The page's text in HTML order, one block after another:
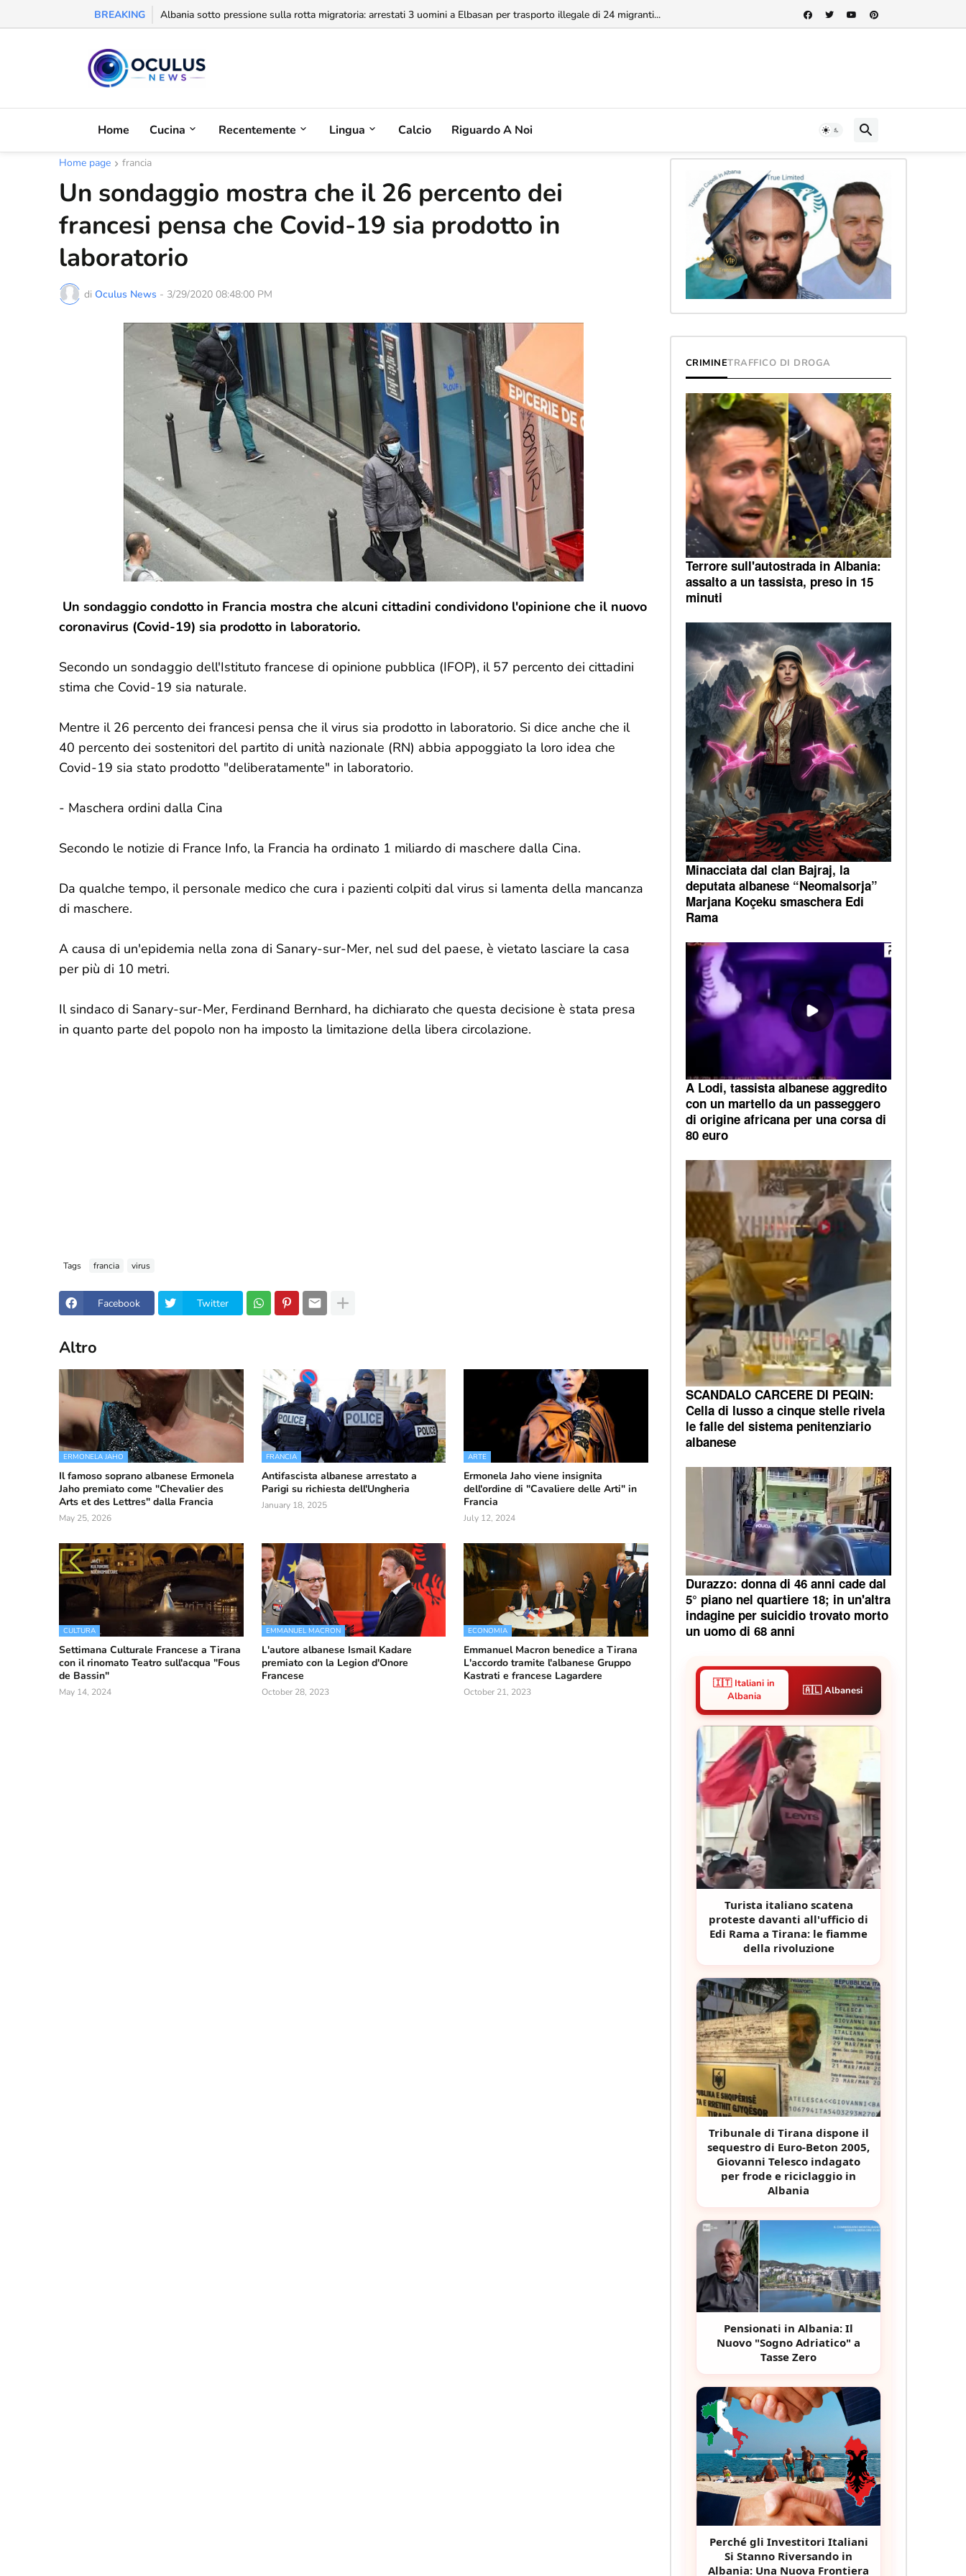
BREAKING Behgjet Pacolli: "Se sarà revocata la concessione dell'Aeroporto di Valona, MABCO ricorrerà all'arbitrato internazionale"...
Home Cucina Recentemente Lingua Calcio Riguardo A Noi
Home page francia
Un sondaggio mostra che il 26 percento dei
francesi pensa che Covid-19 sia prodotto in
laboratorio
di Oculus News - 3/29/2020 08:48:00 PM
Un sondaggio condotto in Francia mostra che alcuni cittadini condividono l'opinione che il nuovo
coronavirus (Covid-19) sia prodotto in laboratorio.
Secondo un sondaggio dell'Istituto francese di opinione pubblica (IFOP), il 57 percento dei cittadini
stima che Covid-19 sia naturale.
Mentre il 26 percento dei francesi pensa che il virus sia prodotto in laboratorio. Si dice anche che il
40 percento dei sostenitori del partito di unità nazionale (RN) abbia appoggiato la loro idea che
Covid-19 sia stato prodotto "deliberatamente" in laboratorio.
- Maschera ordini dalla Cina
Secondo le notizie di France Info, la Francia ha ordinato 1 miliardo di maschere dalla Cina.
Da qualche tempo, il personale medico che cura i pazienti colpiti dal virus si lamenta della mancanza
di maschere.
A causa di un'epidemia nella zona di Sanary-sur-Mer, nel sud del paese, è vietato lasciare la casa
per più di 10 metri.
Il sindaco di Sanary-sur-Mer, Ferdinand Bernhard, ha dichiarato che questa decisione è stata presa
in quanto parte del popolo non ha imposto la limitazione della libera circolazione.
Tags francia virus
Facebook Twitter
Altro
ERMONELA JAHO
Il famoso soprano albanese Ermonela
Jaho premiato come "Chevalier des
Arts et des Lettres" dalla Francia
May 25, 2026
FRANCIA
Antifascista albanese arrestato a
Parigi su richiesta dell'Ungheria
January 18, 2025
ARTE
Ermonela Jaho viene insignita
dell'ordine di "Cavaliere delle Arti" in
Francia
July 12, 2024
CULTURA
Settimana Culturale Francese a Tirana
con il rinomato Teatro sull'acqua "Fous
de Bassin"
May 14, 2024
EMMANUEL MACRON
L'autore albanese Ismail Kadare
premiato con la Legion d'Onore
Francese
October 28, 2023
ECONOMIA
Emmanuel Macron benedice a Tirana
L'accordo tramite l'albanese Gruppo
Kastrati e francese Lagardere
October 21, 2023
CRIMINETRAFFICO DI DROGA
Terrore sull'autostrada in Albania:
assalto a un tassista, preso in 15
minuti
Minacciata dal clan Bajraj, la
deputata albanese “Neomalsorja”
Marjana Koçeku smaschera Edi
Rama
A Lodi, tassista albanese aggredito
con un martello da un passeggero
di origine africana per una corsa di
80 euro
SCANDALO CARCERE DI PEQIN:
Cella di lusso a cinque stelle rivela
le falle del sistema penitenziario
albanese
Durazzo: donna di 46 anni cade dal
5° piano nel quartiere 18; in un'altra
indagine per suicidio trovato morto
un uomo di 68 anni
🇮🇹 Italiani in
Albania
🇦🇱 Albanesi
Turista italiano scatena
proteste davanti all'ufficio di
Edi Rama a Tirana: le fiamme
della rivoluzione
Tribunale di Tirana dispone il
sequestro di Euro-Beton 2005,
Giovanni Telesco indagato
per frode e riciclaggio in
Albania
Pensionati in Albania: Il
Nuovo "Sogno Adriatico" a
Tasse Zero
Perché gli Investitori Italiani
Si Stanno Riversando in
Albania: Una Nuova Frontiera